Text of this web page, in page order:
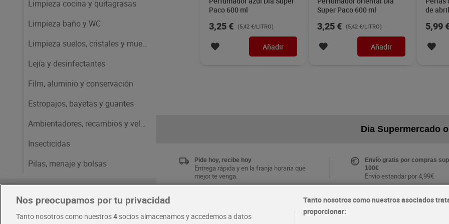
Limpieza cocina y quitagrasas
Limpieza baño y WC
Limpieza suelos, cristales y muebles
Lejía y desinfectantes
Film, aluminio y conservación
Estropajos, bayetas y guantes
Ambientadores, recambios y velas
Insecticidas
Pilas, menaje y bolsas
Cabello y perfumería
Paco 600 ml
3,25 € (5,42 €/LITRO)
Añadir
Super Paco 600 ml
3,25 € (5,42 €/LITRO)
Añadir
de
5,99
Dia Supermercado
Pide hoy, recibe hoy
Entrega rápida y en la franja horaria que
mejor te venga.
Envío gratis por compras
100€
Envío estandar por 4,99€
Disfruta las ventajas y ofertas
Nos preocupamos por tu privacidad
Tanto nosotros como nuestros4socios almacenamos y accedemos a datos
Tanto nosotros como nuestros asociados
proporcionar: